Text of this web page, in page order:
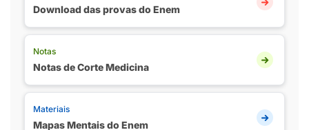
Download das provas do Enem
Notas
Notas de Corte Medicina
Materiais
Mapas Mentais do Enem